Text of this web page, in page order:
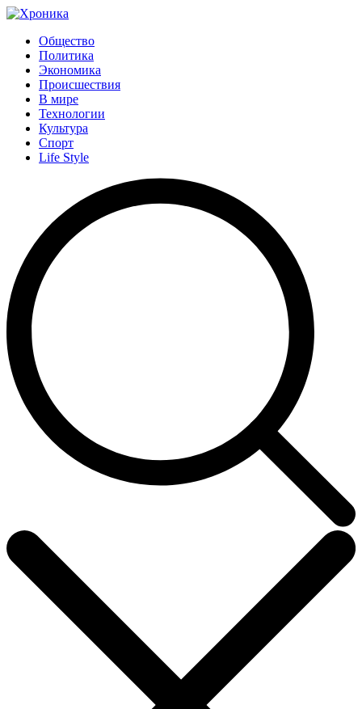
Общество
Политика
Экономика
Происшествия
В мире
Технологии
Культура
Спорт
Life Style